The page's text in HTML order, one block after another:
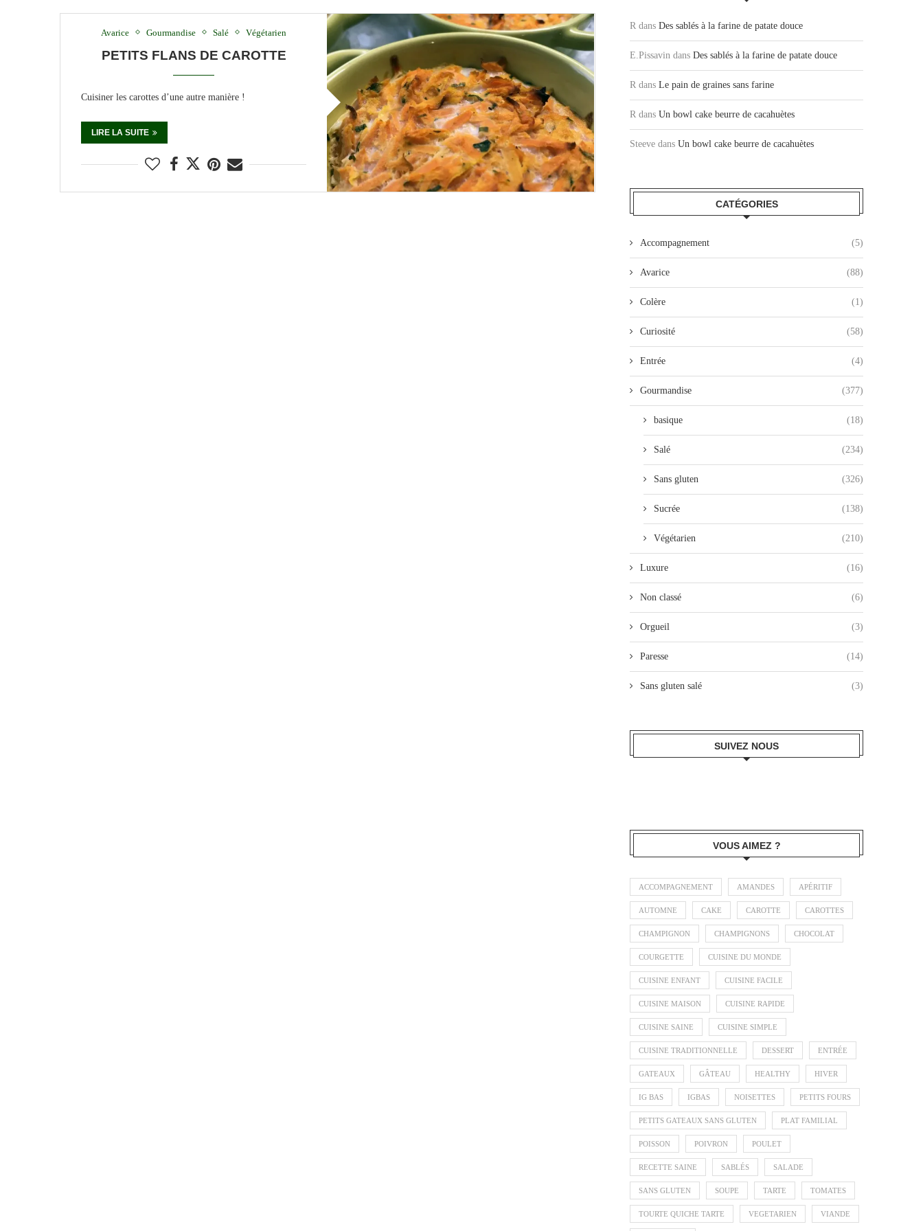
Avarice Gourmandise Salé Végétarien
PETITS FLANS DE CAROTTE
Cuisiner les carottes d’une autre manière !
LIRE LA SUITE
R dans Des sablés à la farine de patate douce
E.Pissavin dans Des sablés à la farine de patate douce
R dans Le pain de graines sans farine
R dans Un bowl cake beurre de cacahuètes
Steeve dans Un bowl cake beurre de cacahuètes
CATÉGORIES
Accompagnement (5)
Avarice (88)
Colère (1)
Curiosité (58)
Entrée (4)
Gourmandise (377)
basique (18)
Salé (234)
Sans gluten (326)
Sucrée (138)
Végétarien (210)
Luxure (16)
Non classé (6)
Orgueil (3)
Paresse (14)
Sans gluten salé (3)
SUIVEZ NOUS
VOUS AIMEZ ?
ACCOMPAGNEMENT AMANDES APÉRITIF
AUTOMNE CAKE CAROTTE CAROTTES
CHAMPIGNON CHAMPIGNONS CHOCOLAT
COURGETTE CUISINE DU MONDE
CUISINE ENFANT CUISINE FACILE
CUISINE MAISON CUISINE RAPIDE
CUISINE SAINE CUISINE SIMPLE
CUISINE TRADITIONNELLE DESSERT ENTRÉE
GATEAUX GÂTEAU HEALTHY HIVER
IG BAS IGBAS NOISETTES PETITS FOURS
PETITS GATEAUX SANS GLUTEN PLAT FAMILIAL
POISSON POIVRON POULET
RECETTE SAINE SABLÉS SALADE
SANS GLUTEN SOUPE TARTE TOMATES
TOURTE QUICHE TARTE VEGETARIEN VIANDE